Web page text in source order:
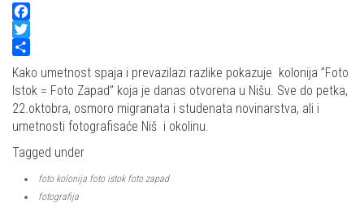
Facebook
Twitter
Share
Kako umetnost spaja i prevazilazi razlike pokazuje kolonija ’’Foto
Istok = Foto Zapad’’ koja je danas otvorena u Nišu. Sve do petka,
22.oktobra, osmoro migranata i studenata novinarstva, ali i
umetnosti fotografisaće Niš i okolinu.
Tagged under
foto kolonija foto istok foto zapad
fotografija